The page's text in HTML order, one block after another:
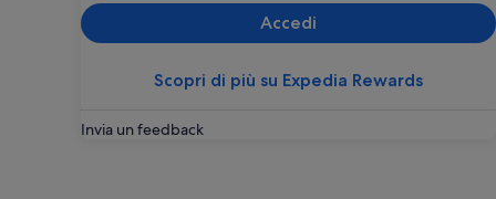
Accedi
Scopri di più su Expedia Rewards
Invia un feedback